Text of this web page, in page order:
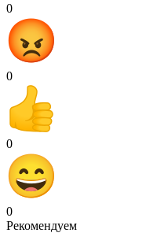
0
0
0
0
Рекомендуем